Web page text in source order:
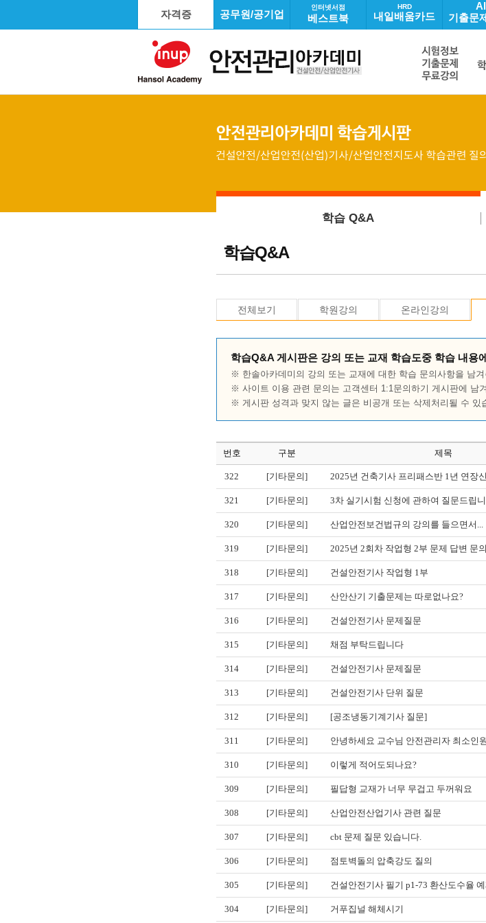
자격증 공무원/공기업
인터넷서점
베스트북
HRD
내일배움카드
AI
기출문
학습 Q&A
학습Q&A
전체보기 학원강의 온라인강의
학습Q&A 게시판은 강의 또는 교재 학습도중 학습 내용
※ 한솔아카데미의 강의 또는 교재에 대한 학습 문의사항을 남겨
※ 사이트 이용 관련 문의는 고객센터 1:1문의하기 게시판에 남
※ 게시판 성격과 맞지 않는 글은 비공개 또는 삭제처리될 수 있
번호 구분 제목
322 [기타문의] 2025년 건축기사 프리패스반 1년 연장
321 [기타문의] 3차 실기시험 신청에 관하여 질문드립
320 [기타문의] 산업안전보건법규의 강의를 들으면서...
319 [기타문의] 2025년 2회차 작업형 2부 문제 답변 문
318 [기타문의] 건설안전기사 작업형 1부
317 [기타문의] 산안산기 기출문제는 따로없나요?
316 [기타문의] 건설안전기사 문제질문
315 [기타문의] 채점 부탁드립니다
314 [기타문의] 건설안전기사 문제질문
313 [기타문의] 건설안전기사 단위 질문
312 [기타문의] [공조냉동기계기사 질문]
311 [기타문의] 안녕하세요 교수님 안전관리자 최소인
310 [기타문의] 이렇게 적어도되나요?
309 [기타문의] 필답형 교재가 너무 무겁고 두꺼워요
308 [기타문의] 산업안전산업기사 관련 질문
307 [기타문의] cbt 문제 질문 있습니다.
306 [기타문의] 점토벽돌의 압축강도 질의
305 [기타문의] 건설안전기사 필기 p1-73 환산도수율
304 [기타문의] 거푸집널 해체시기